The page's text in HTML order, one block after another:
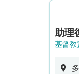
基督教